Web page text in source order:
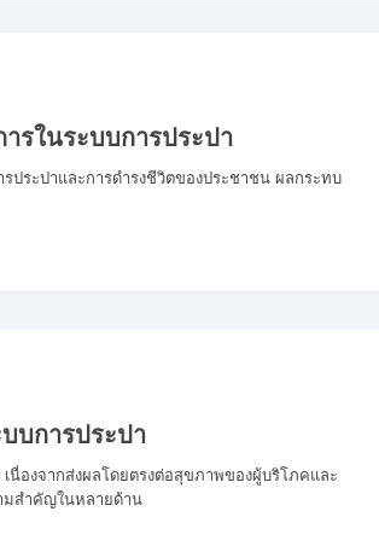
รในระบบการประปา
ระปาและการดำรงชีวิตของประชาชน ผลกระทบ
บการประปา
องจากส่งผลโดยตรงต่อสุขภาพของผู้บริโภคและ
มสำคัญในหลายด้าน